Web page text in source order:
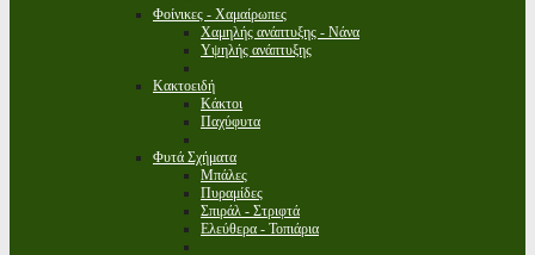
Φοίνικες - Χαμαίρωπες
Χαμηλής ανάπτυξης - Νάνα
Υψηλής ανάπτυξης
Κακτοειδή
Κάκτοι
Παχύφυτα
Φυτά Σχήματα
Μπάλες
Πυραμίδες
Σπιράλ - Στριφτά
Ελεύθερα - Τοπιάρια